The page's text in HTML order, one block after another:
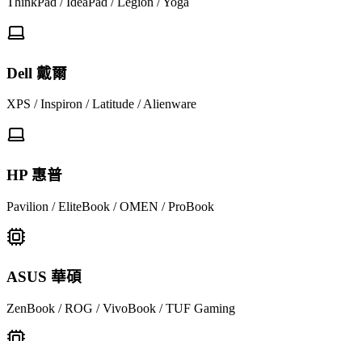
Dell 戴爾
XPS / Inspiron / Latitude / Alienware
HP 惠普
Pavilion / EliteBook / OMEN / ProBook
ASUS 華碩
ZenBook / ROG / VivoBook / TUF Gaming